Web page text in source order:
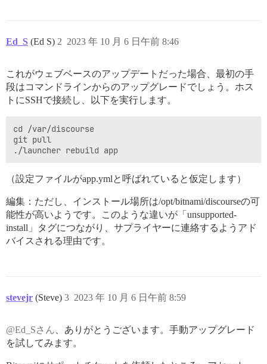
Ed_S (Ed S) 2023 年 10 月 6 日午前 8:46
2
これがウェブベースのアップデートだった場合、最初の手
段はコマンドラインからのアップグレードでしょう。ホス
トにSSHで接続し、以下を実行します。
cd /var/discourse
git pull
（設定ファイルがapp.ymlと呼ばれていると仮定します）
編集：ただし、インストール場所は/opt/bitnami/discourseの可
能性が高いようです。このような違いが「unsupported-
install」タグにつながり、サプライヤーに連絡するようアド
バイスされる理由です。
stevejr (Steve) 2023 年 10 月 6 日午前 8:59
3
@Ed_Sさん 、ありがとうございます。手動アップグレード
を試してみます。